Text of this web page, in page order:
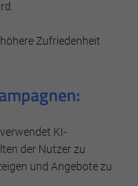
Zufriedenheit
KI-
der Nutzer zu
und Angebote zu
werden können